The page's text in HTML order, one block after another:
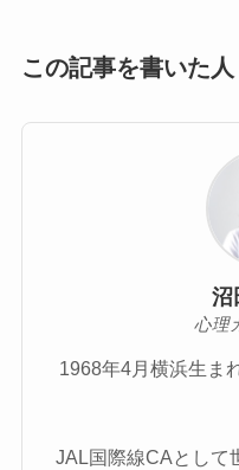
この記事を書いた人
沼
心理
1968年4月横浜生ま
JAL国際線CAとして